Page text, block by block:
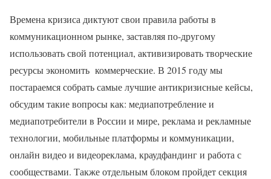
Времена кризиса диктуют свои правила работы в
коммуникационном рынке, заставляя по-другому
использовать свой потенциал, активизировать творческие
ресурсы экономить коммерческие. В 2015 году мы
постараемся собрать самые лучшие антикризисные кейсы,
обсудим такие вопросы как: медиапотребление и
медиапотребители в России и мире, реклама и рекламные
технологии, мобильные платформы и коммуникации,
онлайн видео и видеореклама, краудфандинг и работа с
сообществами. Также отдельным блоком пройдет секция